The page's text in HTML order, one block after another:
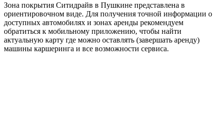
Зона покрытия Ситидрайв в Пушкине представлена в
ориентировочном виде. Для получения точной информации о
доступных автомобилях и зонах аренды рекомендуем
обратиться к мобильному приложению, чтобы найти
актуальную карту где можно оставлять (завершать аренду)
машины каршеринга и все возможности сервиса.